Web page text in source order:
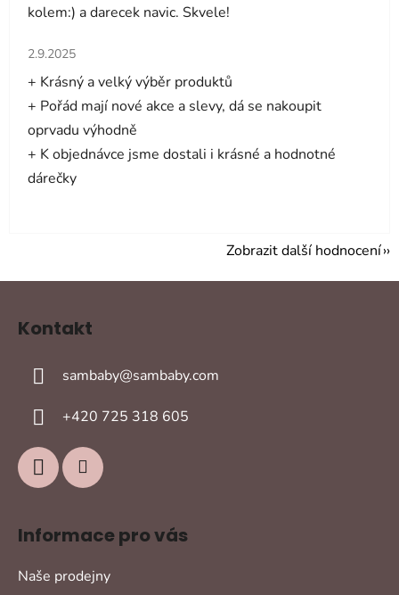
kolem:) a darecek navic. Skvele!
Hodnocení obchodu je 5 z 5 hvězdiček.
2.9.2025
+ Krásný a velký výběr produktů
+ Pořád mají nové akce a slevy, dá se nakoupit
oprvadu výhodně
+ K objednávce jsme dostali i krásné a hodnotné
dárečky
Zobrazit další hodnocení
Kontakt
sambaby@sambaby.com
+420 725 318 605
Informace pro vás
Naše prodejny